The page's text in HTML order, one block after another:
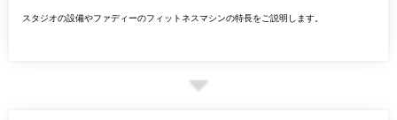
スタジオの設備やファディーのフィットネスマシンの特長をご説明します。